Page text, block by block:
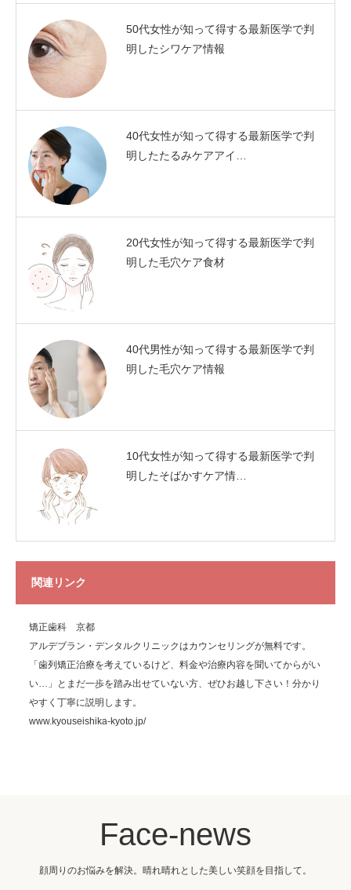
50代女性が知って得する最新医学で判
明したシワケア情報
40代女性が知って得する最新医学で判
明したたるみケアアイ…
20代女性が知って得する最新医学で判
明した毛穴ケア食材
40代男性が知って得する最新医学で判
明した毛穴ケア情報
10代女性が知って得する最新医学で判
明したそばかすケア情…
関連リンク
矯正歯科 京都
アルデブラン・デンタルクリニックはカウンセリングが無料です。
「歯列矯正治療を考えているけど、料金や治療内容を聞いてからがい
い…」とまだ一歩を踏み出せていない方、ぜひお越し下さい！分かり
やすく丁寧に説明します。
www.kyouseishika-kyoto.jp/
Face-news
顔周りのお悩みを解決。晴れ晴れとした美しい笑顔を目指して。